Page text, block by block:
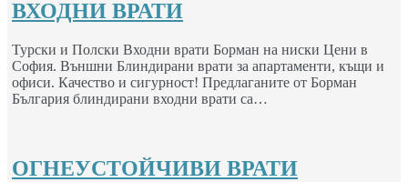
ВХОДНИ ВРАТИ
Турски и Полски Входни врати Борман на ниски Цени в
София. Външни Блиндирани врати за апартаменти, къщи и
офиси. Качество и сигурност! Предлаганите от Борман
България блиндирани входни врати са…
ОГНЕУСТОЙЧИВИ ВРАТИ